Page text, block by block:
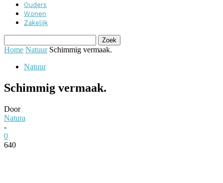
Ouders
Wonen
Zakelijk
Home Natuur Schimmig vermaak.
Natuur
Schimmig vermaak.
Door
Natura
-
0
640